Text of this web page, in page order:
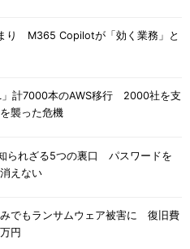
り M365 Copilotが「効く業務」と
」計7000本のAWS移行 2000社を支
襲った危機
られざる5つの裏口 パスワードを
えない
でもランサムウェア被害に 復旧費
円